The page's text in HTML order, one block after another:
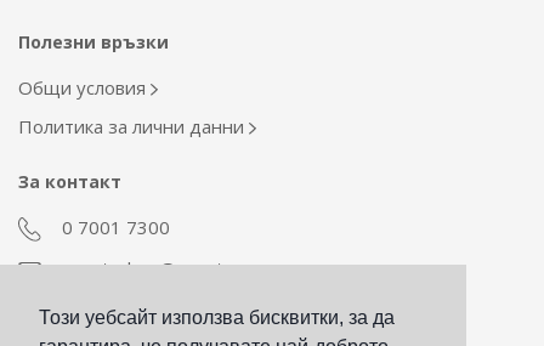
Този уебсайт използва бисквитки, за да
Полезни връзки
Общи условия
Политика за лични данни
За контакт
0 7001 7300
econt_shop@econt.com
Екип Материални ресурси